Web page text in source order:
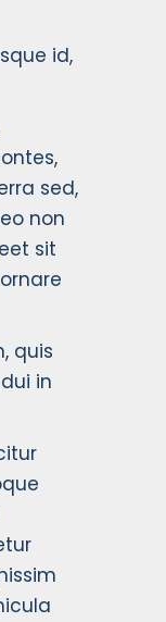
id,
sed,
non
sit
quis
in